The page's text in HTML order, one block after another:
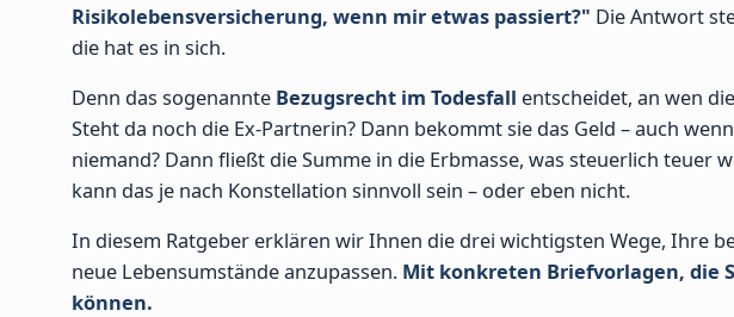
Risikolebensversicherung, wenn mir etwas passiert?" Die Antwort
die hat es in sich.
Denn das sogenannte Bezugsrecht im Todesfall entscheidet, an wen
Steht da noch die Ex-Partnerin? Dann bekommt sie das Geld – auch
niemand? Dann fließt die Summe in die Erbmasse, was steuerlich teuer
kann das je nach Konstellation sinnvoll sein – oder eben nicht.
In diesem Ratgeber erklären wir Ihnen die drei wichtigsten Wege, Ihre
neue Lebensumstände anzupassen. Mit konkreten Briefvorlagen, die
können.